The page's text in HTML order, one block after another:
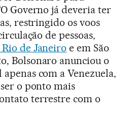
Governo já deveria ter
restringido os voos
de pessoas,
Rio de Janeiro e em São
Bolsonaro anunciou o
com a Venezuela,
o ponto mais
terrestre com o